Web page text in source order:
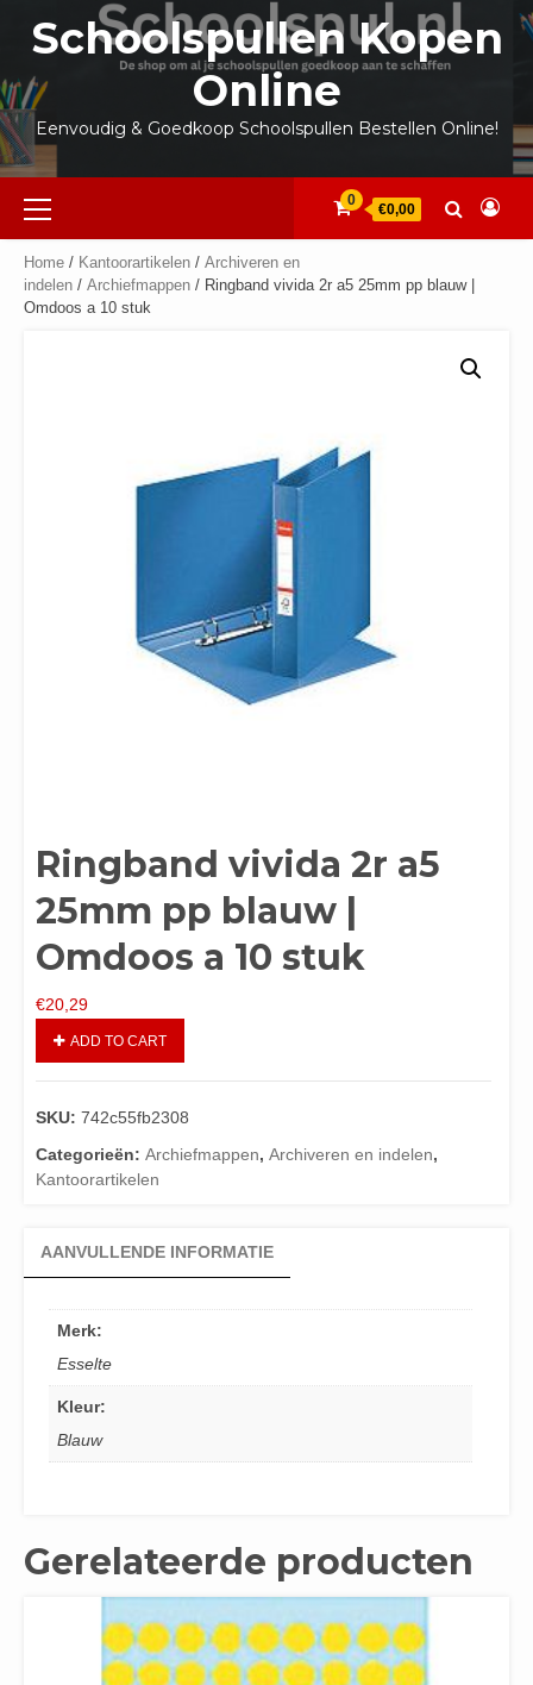
inhoud
Schoolspullen Kopen
Online
Eenvoudig & Goedkoop Schoolspullen Bestellen Online!
Primair
menu
0
€0,00
Home / Kantoorartikelen / Archiveren en
indelen / Archiefmappen / Ringband vivida 2r a5 25mm pp blauw |
Omdoos a 10 stuk
Ringband vivida 2r a5
25mm pp blauw |
Omdoos a 10 stuk
€20,29
ADD TO CART
SKU: 742c55fb2308
Categorieën: Archiefmappen, Archiveren en indelen,
Kantoorartikelen
AANVULLENDE INFORMATIE
Merk:
Esselte
Kleur:
Blauw
Gerelateerde producten